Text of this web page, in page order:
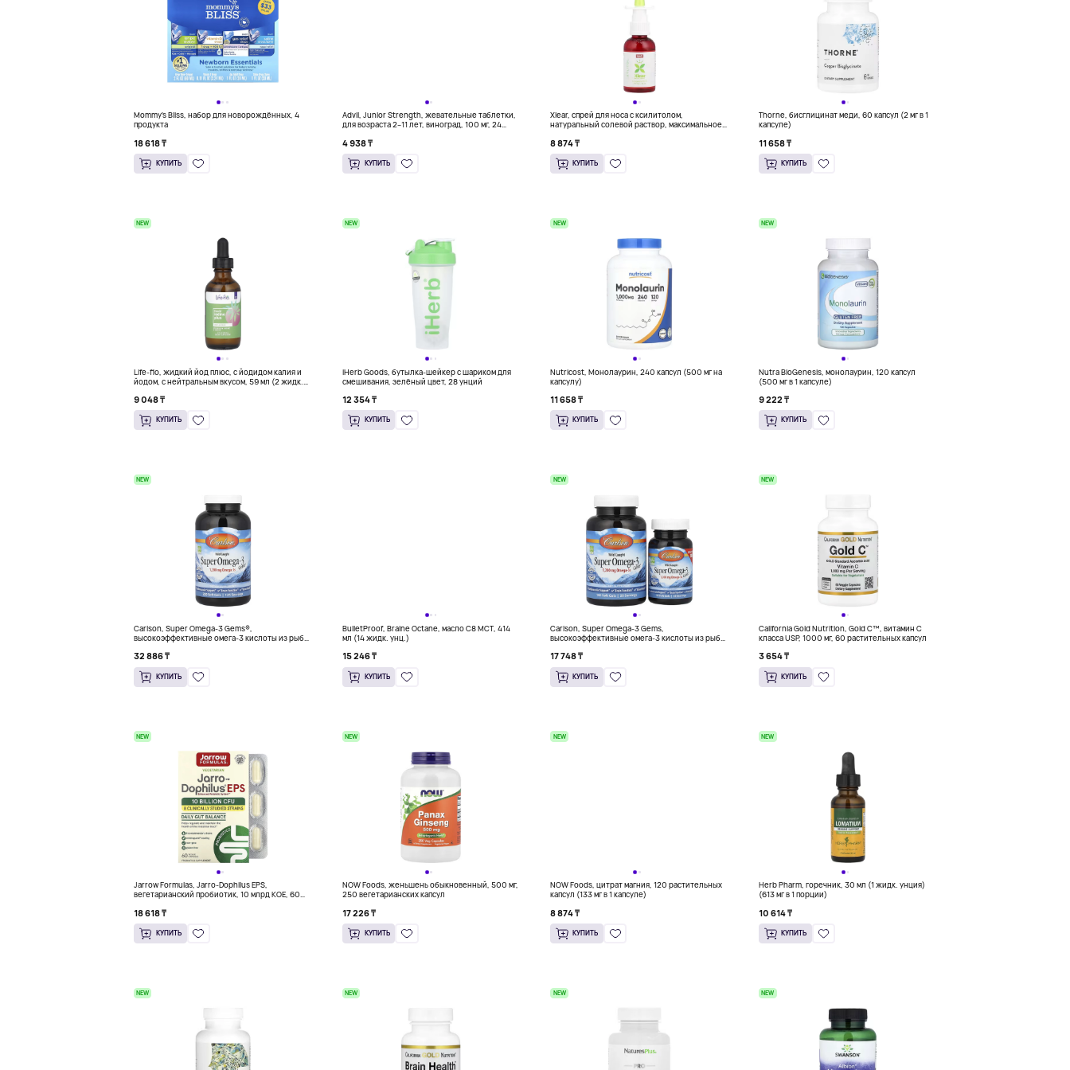
Mommy's Bliss, набор для новорождённых, 4
продукта
18 618 ₸
КУПИТЬ
Advil, Junior Strength, жевательные таблетки,
для возраста 2–11 лет, виноград, 100 мг, 24
4 938 ₸
КУПИТЬ
Xlear, спрей для носа с ксилитолом,
натуральный солевой раствор, максимальное
8 874 ₸
КУПИТЬ
Thorne, бисглицинат меди, 60 капсул (2 мг в 1
капсуле)
11 658 ₸
КУПИТЬ
NEW
Life-flo, жидкий йод плюс, с йодидом калия и
йодом, с нейтральным вкусом, 59 мл (2 жидк.
9 048 ₸
КУПИТЬ
NEW
iHerb Goods, бутылка-шейкер с шариком для
смешивания, зелёный цвет, 28 унций
12 354 ₸
КУПИТЬ
NEW
Nutricost, Монолаурин, 240 капсул (500 мг на
капсулу)
11 658 ₸
КУПИТЬ
NEW
Nutra BioGenesis, монолаурин, 120 капсул
(500 мг в 1 капсуле)
9 222 ₸
КУПИТЬ
NEW
Carlson, Super Omega-3 Gems®,
высокоэффективные омега-3 кислоты из рыбы
32 886 ₸
КУПИТЬ
BulletProof, Braine Octane, масло C8 MCT, 414
мл (14 жидк. унц.)
15 246 ₸
КУПИТЬ
NEW
Carlson, Super Omega-3 Gems,
высокоэффективные омега-3 кислоты из рыбы
17 748 ₸
КУПИТЬ
NEW
California Gold Nutrition, Gold C™, витамин C
класса USP, 1000 мг, 60 растительных капсул
3 654 ₸
КУПИТЬ
NEW
Jarrow Formulas, Jarro-Dophilus EPS,
вегетарианский пробиотик, 10 млрд КОЕ, 60
18 618 ₸
КУПИТЬ
NEW
NOW Foods, женьшень обыкновенный, 500 мг,
250 вегетарианских капсул
17 226 ₸
КУПИТЬ
NEW
NOW Foods, цитрат магния, 120 растительных
капсул (133 мг в 1 капсуле)
8 874 ₸
КУПИТЬ
NEW
Herb Pharm, горечник, 30 мл (1 жидк. унция)
(613 мг в 1 порции)
10 614 ₸
КУПИТЬ
NEW NEW NEW NEW